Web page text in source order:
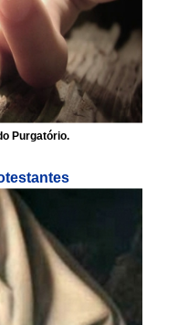
Purgatório.